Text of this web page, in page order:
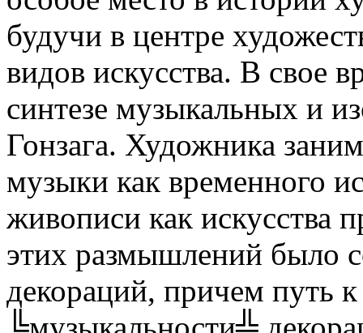
будучи в центре
видов искусства. В свое
синтезе музыкальных и
Гонзага. Художника
музыки как временного
живописи как искусства
этих размышлений было
декораций, причем путь